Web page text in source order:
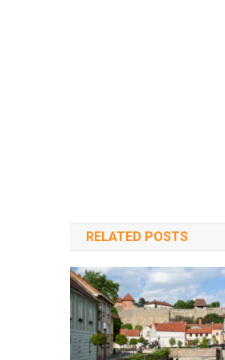
RELATED POSTS